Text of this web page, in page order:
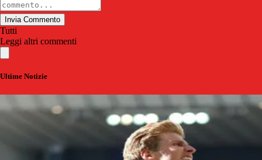
Invia Commento
Tutti
Leggi altri commenti
Ultime Notizie